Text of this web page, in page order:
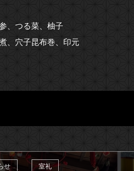
、つる菜、柚子
、穴子昆布巻、印元
せ 室礼